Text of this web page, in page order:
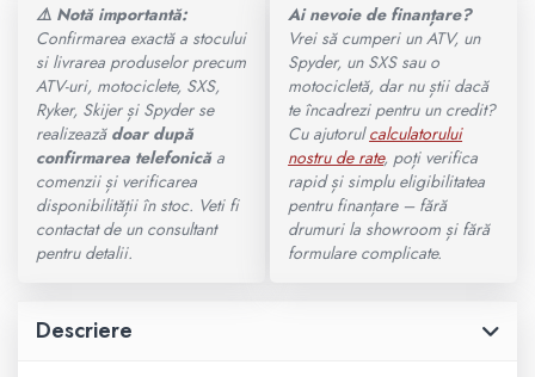
400 - 600 cmc. (65)
600 - 800 cmc. (29)
800 - 1000 cmc. (81)
Protectii
Sosete
Armura
ECHIPAMENTE COPII
⚠️ Notă importantă:
Confirmarea exactă a stocului
si livrarea produselor precum
ATV-uri, motociclete, SXS,
Ryker, Skijer și Spyder se
realizează doar după
confirmarea telefonicăa
comenzii și verificarea
disponibilității în stoc. Veti fi
contactat de un consultant
pentru detalii.
Ai nevoie de finanțare?
Vrei să cumperi un ATV, un
Spyder, un SXS sau o
motocicletă, dar nu știi dacă
te încadrezi pentru un credit?
Cu ajutorulcalculatorului
nostru de rate, poți verifica
rapid și simplu eligibilitatea
pentru finanțare – fără
drumuri la showroom și fără
formulare complicate.
Descriere